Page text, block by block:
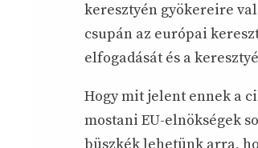
keresztyén gyökereire
csupán az európai
elfogadását és a
Hogy mit jelent ennek a
mostani EU-elnökségek